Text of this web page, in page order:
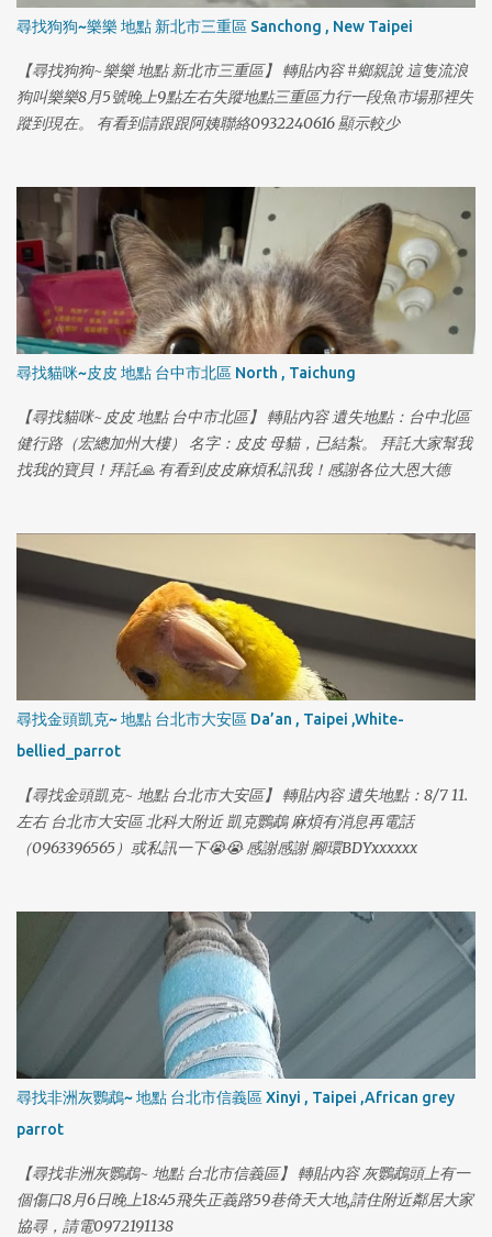
尋找狗狗~樂樂 地點 新北市三重區 Sanchong , New Taipei
【尋找狗狗~樂樂 地點 新北市三重區】 轉貼內容 #鄉親說 這隻流浪
狗叫樂樂8月5號晚上9點左右失蹤地點三重區力行一段魚市場那裡失
蹤到現在。 有看到請跟跟阿姨聯絡0932240616 顯示較少
尋找貓咪~皮皮 地點 台中市北區 North , Taichung
【尋找貓咪~皮皮 地點 台中市北區】 轉貼內容 遺失地點：台中北區
健行路（宏總加州大樓） 名字：皮皮 母貓，已結紮。 拜託大家幫我
找我的寶貝！拜託🙏 有看到皮皮麻煩私訊我！感謝各位大恩大德
尋找金頭凱克~ 地點 台北市大安區 Da’an , Taipei ,White-
bellied_parrot
【尋找金頭凱克~ 地點 台北市大安區】 轉貼內容 遺失地點：8/7 11.
左右 台北市大安區 北科大附近 凱克鸚鵡 麻煩有消息再電話
（0963396565）或私訊一下😭😭 感謝感謝 腳環BDYxxxxxx
尋找非洲灰鸚鵡~ 地點 台北市信義區 Xinyi , Taipei ,African grey
parrot
【尋找非洲灰鸚鵡~ 地點 台北市信義區】 轉貼內容 灰鸚鵡頭上有一
個傷口8月6日晚上18:45飛失正義路59巷倚天大地,請住附近鄰居大家
協尋，請電0972191138